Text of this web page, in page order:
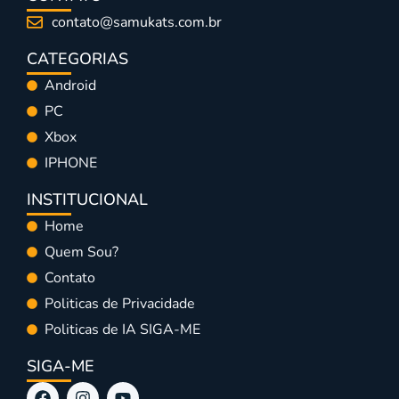
contato@samukats.com.br
CATEGORIAS
Android
PC
Xbox
IPHONE
INSTITUCIONAL
Home
Quem Sou?
Contato
Politicas de Privacidade
Politicas de IA SIGA-ME
SIGA-ME